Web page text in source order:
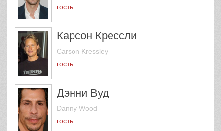
гость
Карсон Крессли
Carson Kressley
гость
Дэнни Вуд
Danny Wood
гость